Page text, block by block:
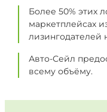
Более 50% этих
маркетплейсах
лизингодателей
Авто-Сейл
всему объёму.